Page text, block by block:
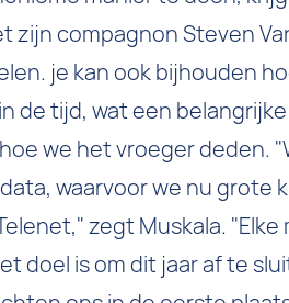
zijn compagnon Steven
je kan ook bijhouden
de tijd, wat een
we het vroeger deden.
waarvoor we nu grote
zegt Muskala.
doel is om dit jaar af te